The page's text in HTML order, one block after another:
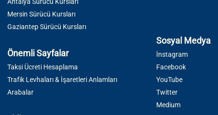
Antalya Sürücü Kursları
Mersin Sürücü Kursları
Gaziantep Sürücü Kursları
Önemli Sayfalar
Taksi Ücreti Hesaplama
Trafik Levhaları & İşaretleri Anlamları
Arabalar
Sosyal Medya
İnstagram
Facebook
YouTube
Twitter
Medium